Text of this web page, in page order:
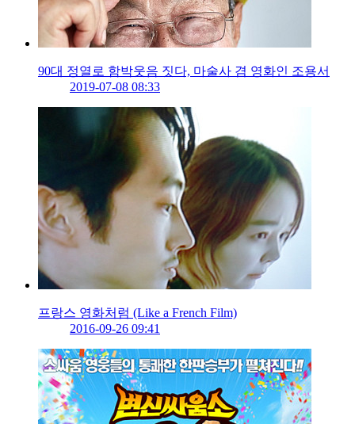
90대 정열로 함박웃음 짓다, 마술사 겸 영화인 조용서
2019-07-08 08:33
프랑스 영화처럼 (Like a French Film)
2016-09-26 09:41